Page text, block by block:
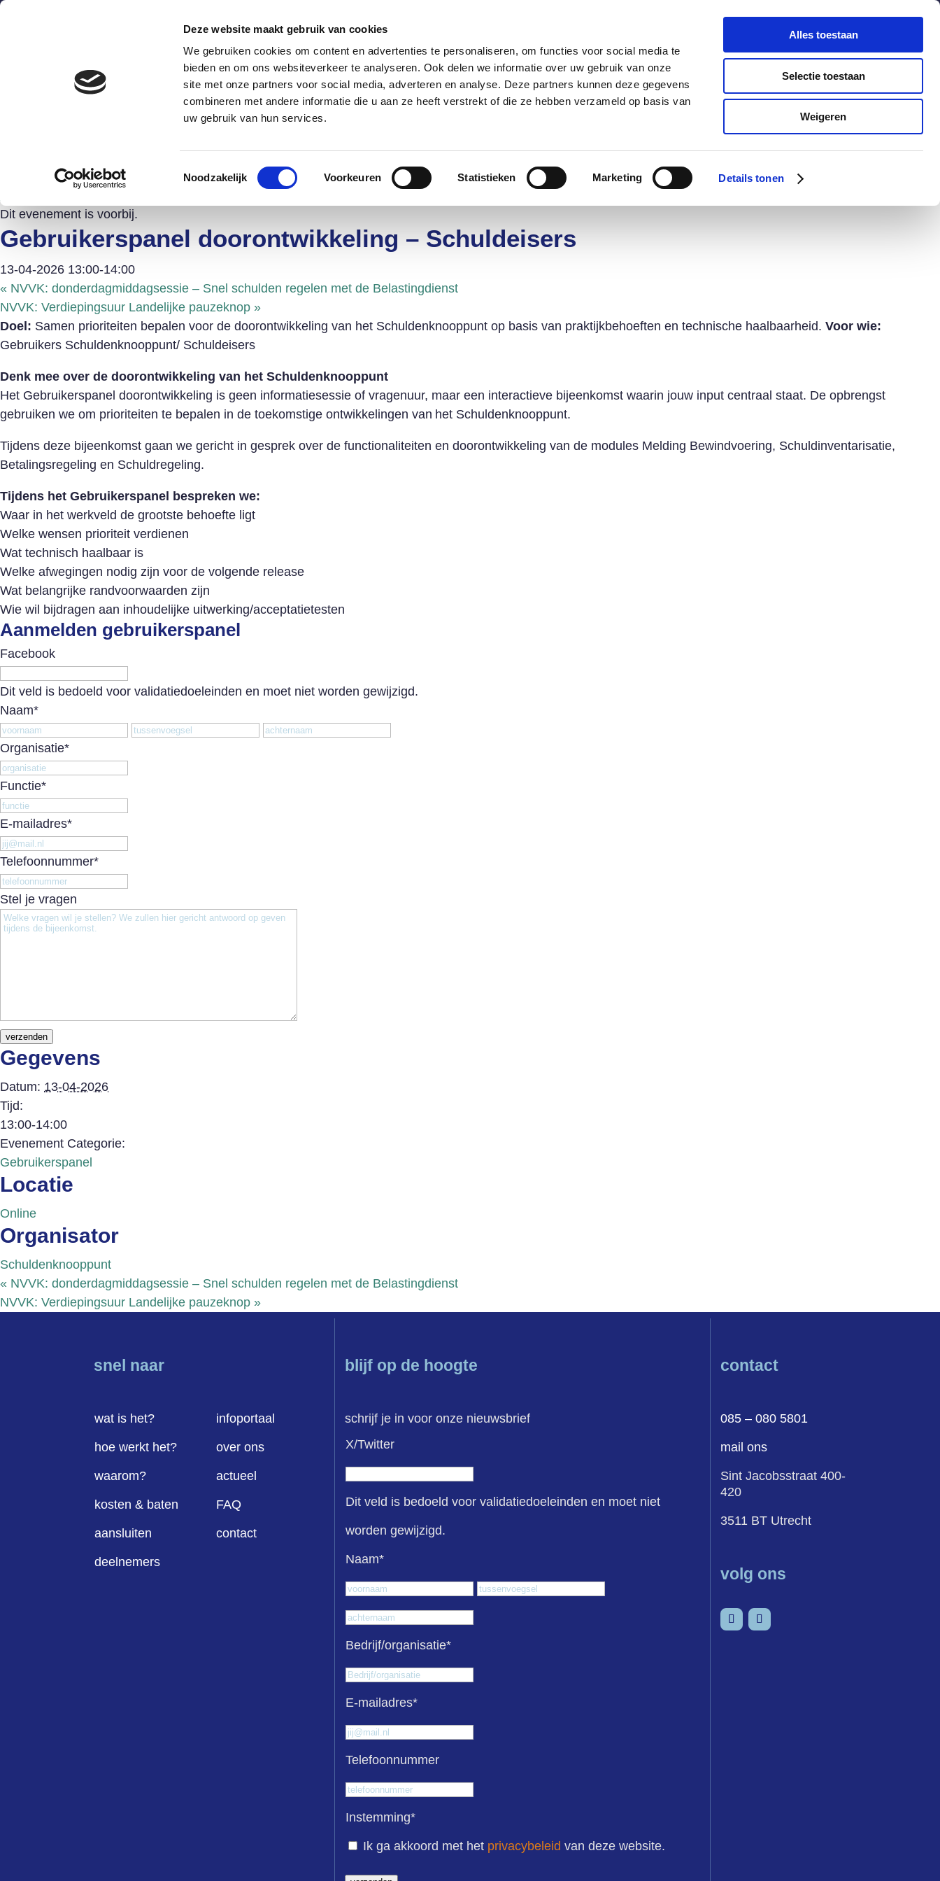
Deze website maakt gebruik van cookies
We gebruiken cookies om content en advertenties te personaliseren, om functies voor social media te
bieden en om ons websiteverkeer te analyseren. Ook delen we informatie over uw gebruik van onze
site met onze partners voor social media, adverteren en analyse. Deze partners kunnen deze gegevens
combineren met andere informatie die u aan ze heeft verstrekt of die ze hebben verzameld op basis van
uw gebruik van hun services.
Toestemmingsselectie
Noodzakelijk Voorkeuren Statistieken Marketing Details tonen
Alles toestaan
Selectie toestaan
Weigeren
aanmelden helpdesk webportaal
Hoe werkt het? Deelnemers Over ons Informatie
Agenda Schuldenknooppunt
Dit evenement is voorbij.
Gebruikerspanel doorontwikkeling – Schuldeisers
13-04-2026 13:00-14:00
« NVVK: donderdagmiddagsessie – Snel schulden regelen met de Belastingdienst
NVVK: Verdiepingsuur Landelijke pauzeknop »
Doel: Samen prioriteiten bepalen voor de doorontwikkeling van het Schuldenknooppunt op basis van praktijkbehoeften en technische haalbaarheid. Voor wie:
Gebruikers Schuldenknooppunt/ Schuldeisers
Denk mee over de doorontwikkeling van het Schuldenknooppunt
Het Gebruikerspanel doorontwikkeling is geen informatiesessie of vragenuur, maar een interactieve bijeenkomst waarin jouw input centraal staat. De opbrengst
gebruiken we om prioriteiten te bepalen in de toekomstige ontwikkelingen van het Schuldenknooppunt.
Tijdens deze bijeenkomst gaan we gericht in gesprek over de functionaliteiten en doorontwikkeling van de modules Melding Bewindvoering, Schuldinventarisatie,
Betalingsregeling en Schuldregeling.
Tijdens het Gebruikerspanel bespreken we:
Waar in het werkveld de grootste behoefte ligt
Welke wensen prioriteit verdienen
Wat technisch haalbaar is
Welke afwegingen nodig zijn voor de volgende release
Wat belangrijke randvoorwaarden zijn
Wie wil bijdragen aan inhoudelijke uitwerking/acceptatietesten
Aanmelden gebruikerspanel
Facebook
Dit veld is bedoeld voor validatiedoeleinden en moet niet worden gewijzigd.
Naam*
Voornaam
Tussenvoegsel
Organisatie*
Functie*
E-mailadres*
Telefoonnummer*
Stel je vragen
verzenden
Gegevens
Datum: 13-04-2026
Tijd:
13:00-14:00
Evenement Categorie:
Gebruikerspanel
Locatie
Online
Organisator
Schuldenknooppunt
« NVVK: donderdagmiddagsessie – Snel schulden regelen met de Belastingdienst
NVVK: Verdiepingsuur Landelijke pauzeknop »
snel naar
wat is het?
hoe werkt het?
waarom?
kosten & baten
aansluiten
deelnemers
infoportaal
over ons
actueel
FAQ
contact
blijf op de hoogte
schrijf je in voor onze nieuwsbrief
X/Twitter
Dit veld is bedoeld voor validatiedoeleinden en moet niet
worden gewijzigd.
Naam*
Voornaam
Tussenvoegsel
Achternaam
Bedrijf/organisatie*
E-mailadres*
Telefoonnummer
Instemming*
Ik ga akkoord met het privacybeleid van deze website.
contact
085 – 080 5801
mail ons
Sint Jacobsstraat 400-
420
3511 BT Utrecht
volg ons